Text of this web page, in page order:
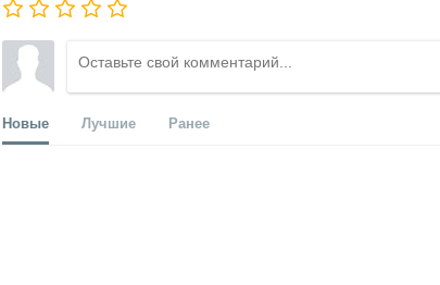
Новые Лучшие Ранее